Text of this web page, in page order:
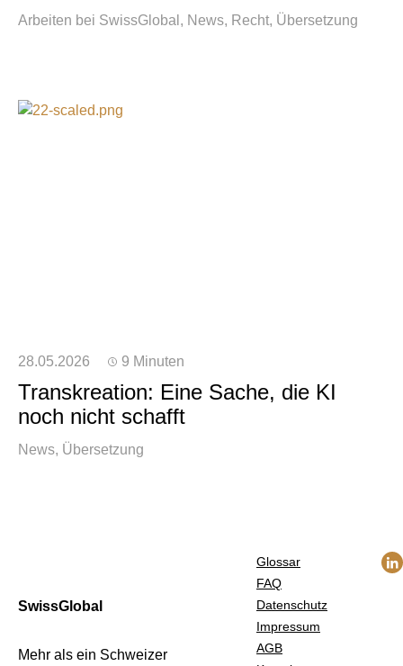
Arbeiten bei SwissGlobal News Recht Übersetzung
28.05.2026 9 Minuten
Transkreation: Eine Sache, die KI
noch nicht schafft
News Übersetzung
SwissGlobal
Mehr als ein Schweizer
Glossar
FAQ
Datenschutz
Impressum
AGB